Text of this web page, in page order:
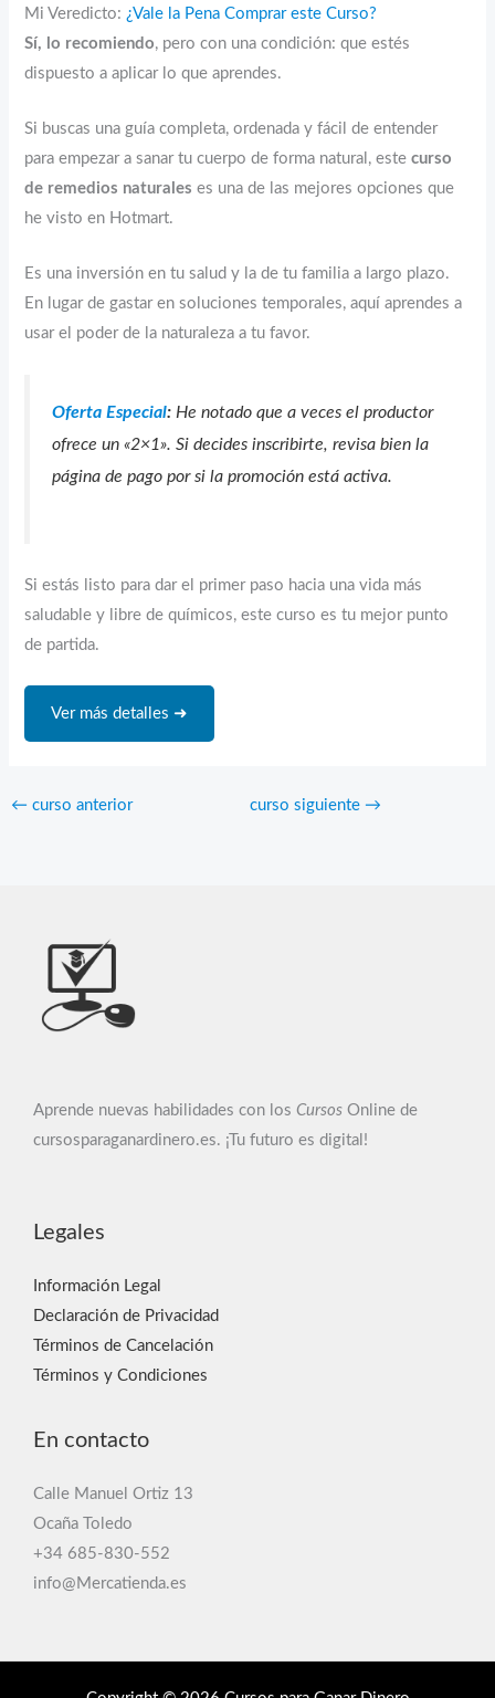
Mi Veredicto: ¿Vale la Pena Comprar este Curso?
Sí, lo recomiendo, pero con una condición: que estés
dispuesto a aplicar lo que aprendes.
Si buscas una guía completa, ordenada y fácil de entender
para empezar a sanar tu cuerpo de forma natural, estecurso
de remedios naturales es una de las mejores opciones que
he visto en Hotmart.
Es una inversión en tu salud y la de tu familia a largo plazo.
En lugar de gastar en soluciones temporales, aquí aprendes a
usar el poder de la naturaleza a tu favor.
Oferta Especial: He notado que a veces el productor
ofrece un «2×1». Si decides inscribirte, revisa bien la
página de pago por si la promoción está activa.
Si estás listo para dar el primer paso hacia una vida más
saludable y libre de químicos, este curso es tu mejor punto
de partida.
Ver más detalles ➜
← curso anterior curso siguiente →
Aprende nuevas habilidades con los Cursos Online de
cursosparaganardinero.es. ¡Tu futuro es digital!
Legales
Información Legal
Declaración de Privacidad
Términos de Cancelación
Términos y Condiciones
En contacto
Calle Manuel Ortiz 13
Ocaña Toledo
+34 685-830-552
info@Mercatienda.es